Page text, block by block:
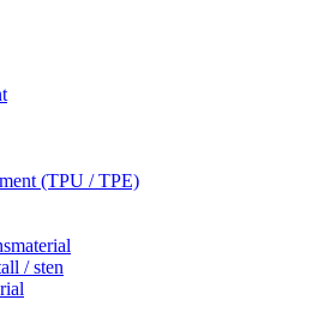
(TPU / TPE)
/ sten